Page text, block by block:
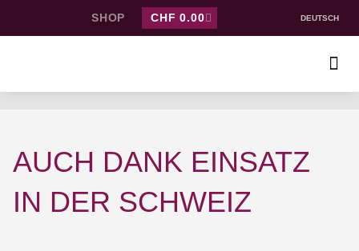
SHOP CHF 0.00 DEUTSCH
AUCH DANK EINSATZ
IN DER SCHWEIZ